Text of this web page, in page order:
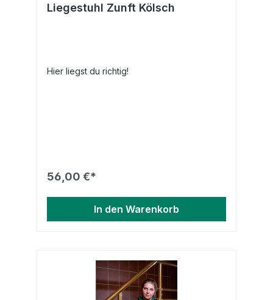
Liegestuhl Zunft Kölsch
Hier liegst du richtig!
56,00 €*
In den Warenkorb